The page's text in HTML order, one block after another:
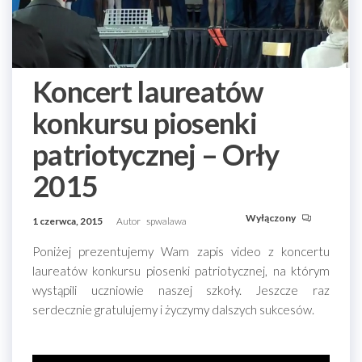
Koncert laureatów
konkursu piosenki
patriotycznej – Orły
2015
1 czerwca, 2015 Autor spwalawa Wyłączony
Poniżej prezentujemy Wam zapis video z koncertu
laureatów konkursu piosenki patriotycznej, na którym
wystąpili uczniowie naszej szkoły. Jeszcze raz
serdecznie gratulujemy i życzymy dalszych sukcesów.